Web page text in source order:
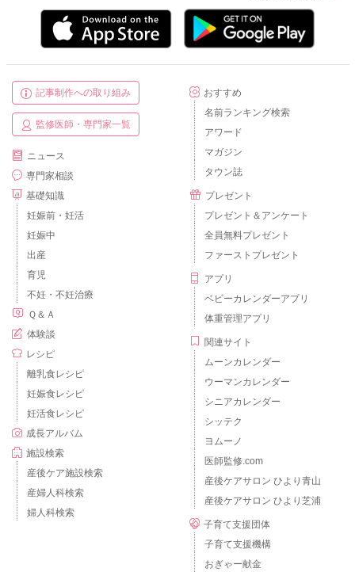
記事制作への取り組み
監修医師・専門家一覧
ニュース
専門家相談
基礎知識
妊娠前・妊活
妊娠中
出産
育児
不妊・不妊治療
Ｑ＆Ａ
体験談
レシピ
離乳食レシピ
妊娠食レシピ
妊活食レシピ
成長アルバム
施設検索
産後ケア施設検索
産婦人科検索
婦人科検索
おすすめ
名前ランキング検索
アワード
マガジン
タウン誌
プレゼント
プレゼント＆アンケート
全員無料プレゼント
ファーストプレゼント
アプリ
ベビーカレンダーアプリ
体重管理アプリ
関連サイト
ムーンカレンダー
ウーマンカレンダー
シニアカレンダー
シッテク
ヨムーノ
医師監修.com
産後ケアサロン ひより青山
産後ケアサロン ひより芝浦
子育て支援団体
子育て支援機構
おぎゃー献金